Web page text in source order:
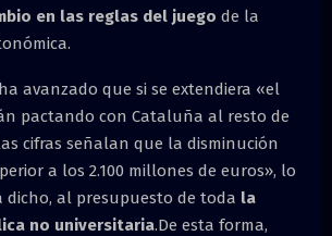
en las reglas del juego de la
avanzado que si se extendiera «el
pactando con Cataluña al resto de
cifras señalan que la disminución
a los 2.100 millones de euros», lo
dicho, al presupuesto de toda la
no universitaria.De esta forma,